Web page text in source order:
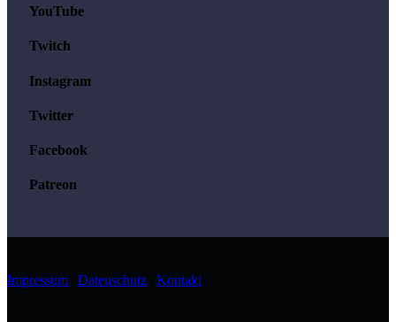
YouTube
Twitch
Instagram
Twitter
Facebook
Patreon
Impressum Datenschutz Kontakt